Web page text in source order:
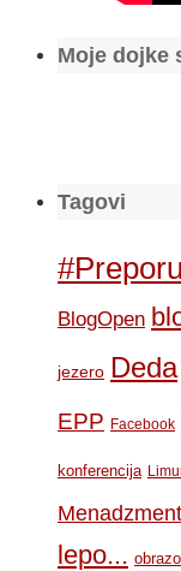
Moje dojke
Tagovi
BlogOpen
jezero Deda
EPP Facebook
konferencija
Menadzment
lepo...